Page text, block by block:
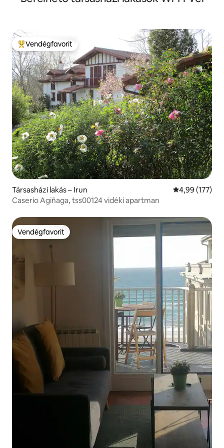
Kiemelt vendégfavorit
Vendégfavorit
Társasházi lakás – Irun Átlagos
4,99 (177)
Caserio Agiñaga, tss00124 vidéki apartman
Vendégfavorit
Vendégfavorit